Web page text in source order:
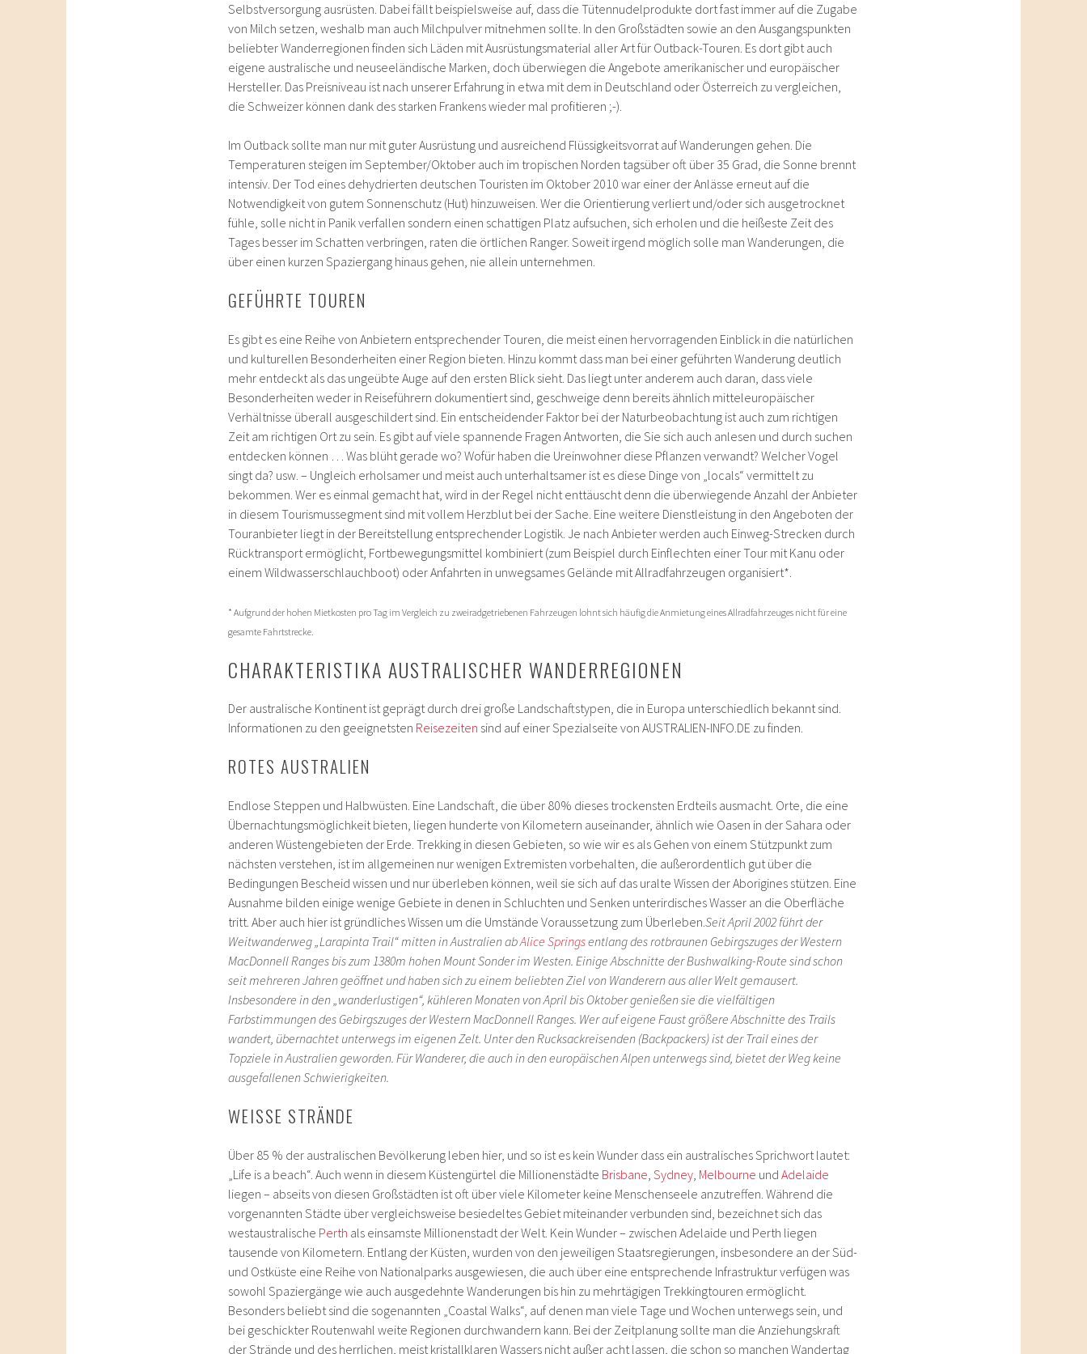
Selbstversorgung ausrüsten. Dabei fällt beispielsweise auf, dass die Tütennudelprodukte dort fast immer auf die Zugabe
von Milch setzen, weshalb man auch Milchpulver mitnehmen sollte. In den Großstädten sowie an den Ausgangspunkten
beliebter Wanderregionen finden sich Läden mit Ausrüstungsmaterial aller Art für Outback-Touren. Es dort gibt auch
eigene australische und neuseeländische Marken, doch überwiegen die Angebote amerikanischer und europäischer
Hersteller. Das Preisniveau ist nach unserer Erfahrung in etwa mit dem in Deutschland oder Österreich zu vergleichen,
die Schweizer können dank des starken Frankens wieder mal profitieren ;-).
Im Outback sollte man nur mit guter Ausrüstung und ausreichend Flüssigkeitsvorrat auf Wanderungen gehen. Die
Temperaturen steigen im September/Oktober auch im tropischen Norden tagsüber oft über 35 Grad, die Sonne brennt
intensiv. Der Tod eines dehydrierten deutschen Touristen im Oktober 2010 war einer der Anlässe erneut auf die
Notwendigkeit von gutem Sonnenschutz (Hut) hinzuweisen. Wer die Orientierung verliert und/oder sich ausgetrocknet
fühle, solle nicht in Panik verfallen sondern einen schattigen Platz aufsuchen, sich erholen und die heißeste Zeit des
Tages besser im Schatten verbringen, raten die örtlichen Ranger. Soweit irgend möglich solle man Wanderungen, die
über einen kurzen Spaziergang hinaus gehen, nie allein unternehmen.
GEFÜHRTE TOUREN
Es gibt es eine Reihe von Anbietern entsprechender Touren, die meist einen hervorragenden Einblick in die natürlichen
und kulturellen Besonderheiten einer Region bieten. Hinzu kommt dass man bei einer geführten Wanderung deutlich
mehr entdeckt als das ungeübte Auge auf den ersten Blick sieht. Das liegt unter anderem auch daran, dass viele
Besonderheiten weder in Reiseführern dokumentiert sind, geschweige denn bereits ähnlich mitteleuropäischer
Verhältnisse überall ausgeschildert sind. Ein entscheidender Faktor bei der Naturbeobachtung ist auch zum richtigen
Zeit am richtigen Ort zu sein. Es gibt auf viele spannende Fragen Antworten, die Sie sich auch anlesen und durch suchen
entdecken können … Was blüht gerade wo? Wofür haben die Ureinwohner diese Pflanzen verwandt? Welcher Vogel
singt da? usw. – Ungleich erholsamer und meist auch unterhaltsamer ist es diese Dinge von „locals“ vermittelt zu
bekommen. Wer es einmal gemacht hat, wird in der Regel nicht enttäuscht denn die überwiegende Anzahl der Anbieter
in diesem Tourismussegment sind mit vollem Herzblut bei der Sache. Eine weitere Dienstleistung in den Angeboten der
Touranbieter liegt in der Bereitstellung entsprechender Logistik. Je nach Anbieter werden auch Einweg-Strecken durch
Rücktransport ermöglicht, Fortbewegungsmittel kombiniert (zum Beispiel durch Einflechten einer Tour mit Kanu oder
einem Wildwasserschlauchboot) oder Anfahrten in unwegsames Gelände mit Allradfahrzeugen organisiert*.
* Aufgrund der hohen Mietkosten pro Tag im Vergleich zu zweiradgetriebenen Fahrzeugen lohnt sich häufig die Anmietung eines Allradfahrzeuges nicht für eine
gesamte Fahrtstrecke.
CHARAKTERISTIKA AUSTRALISCHER WANDERREGIONEN
Der australische Kontinent ist geprägt durch drei große Landschaftstypen, die in Europa unterschiedlich bekannt sind.
Informationen zu den geeignetsten Reisezeiten sind auf einer Spezialseite von AUSTRALIEN-INFO.DE zu finden.
ROTES AUSTRALIEN
Endlose Steppen und Halbwüsten. Eine Landschaft, die über 80% dieses trockensten Erdteils ausmacht. Orte, die eine
Übernachtungsmöglichkeit bieten, liegen hunderte von Kilometern auseinander, ähnlich wie Oasen in der Sahara oder
anderen Wüstengebieten der Erde. Trekking in diesen Gebieten, so wie wir es als Gehen von einem Stützpunkt zum
nächsten verstehen, ist im allgemeinen nur wenigen Extremisten vorbehalten, die außerordentlich gut über die
Bedingungen Bescheid wissen und nur überleben können, weil sie sich auf das uralte Wissen der Aborigines stützen. Eine
Ausnahme bilden einige wenige Gebiete in denen in Schluchten und Senken unterirdisches Wasser an die Oberfläche
tritt. Aber auch hier ist gründliches Wissen um die Umstände Voraussetzung zum Überleben.Seit April 2002 führt der
Weitwanderweg „Larapinta Trail“ mitten in Australien abAlice Springsentlang des rotbraunen Gebirgszuges der Western
MacDonnell Ranges bis zum 1380m hohen Mount Sonder im Westen. Einige Abschnitte der Bushwalking-Route sind schon
seit mehreren Jahren geöffnet und haben sich zu einem beliebten Ziel von Wanderern aus aller Welt gemausert.
Insbesondere in den „wanderlustigen“, kühleren Monaten von April bis Oktober genießen sie die vielfältigen
Farbstimmungen des Gebirgszuges der Western MacDonnell Ranges. Wer auf eigene Faust größere Abschnitte des Trails
wandert, übernachtet unterwegs im eigenen Zelt. Unter den Rucksackreisenden (Backpackers) ist der Trail eines der
Topziele in Australien geworden. Für Wanderer, die auch in den europäischen Alpen unterwegs sind, bietet der Weg keine
ausgefallenen Schwierigkeiten.
WEISSE STRÄNDE
Über 85 % der australischen Bevölkerung leben hier, und so ist es kein Wunder dass ein australisches Sprichwort lautet:
„Life is a beach“. Auch wenn in diesem Küstengürtel die Millionenstädte Brisbane,Sydney, Melbourne undAdelaide
liegen – abseits von diesen Großstädten ist oft über viele Kilometer keine Menschenseele anzutreffen. Während die
vorgenannten Städte über vergleichsweise besiedeltes Gebiet miteinander verbunden sind, bezeichnet sich das
westaustralische Perth als einsamste Millionenstadt der Welt. Kein Wunder – zwischen Adelaide und Perth liegen
tausende von Kilometern. Entlang der Küsten, wurden von den jeweiligen Staatsregierungen, insbesondere an der Süd-
und Ostküste eine Reihe von Nationalparks ausgewiesen, die auch über eine entsprechende Infrastruktur verfügen was
sowohl Spaziergänge wie auch ausgedehnte Wanderungen bis hin zu mehrtägigen Trekkingtouren ermöglicht.
Besonders beliebt sind die sogenannten „Coastal Walks“, auf denen man viele Tage und Wochen unterwegs sein, und
bei geschickter Routenwahl weite Regionen durchwandern kann. Bei der Zeitplanung sollte man die Anziehungskraft
der Strände und des herrlichen, meist kristallklaren Wassers nicht außer acht lassen, die schon so manchen Wandertag